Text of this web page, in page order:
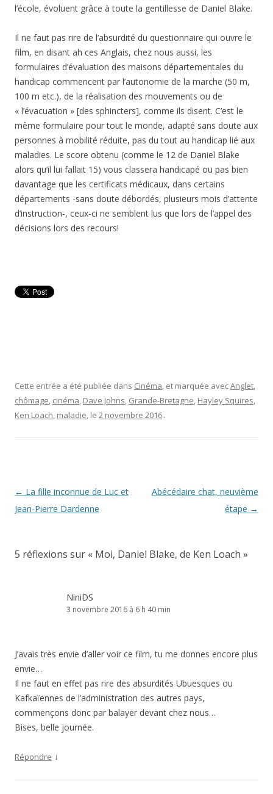
l’école, évoluent grâce à toute la gentillesse de Daniel Blake.
Il ne faut pas rire de l’absurdité du questionnaire qui ouvre le
film, en disant ah ces Anglais, chez nous aussi, les
formulaires d’évaluation des maisons départementales du
handicap commencent par l’autonomie de la marche (50 m,
100 m etc.), de la réalisation des mouvements ou de
« l’évacuation » [des sphincters], comme ils disent. C’est le
même formulaire pour tout le monde, adapté sans doute aux
personnes à mobilité réduite, pas du tout au handicap lié aux
maladies. Le score obtenu (comme le 12 de Daniel Blake
alors qu’il lui fallait 15) vous classera handicapé ou pas bien
davantage que les certificats médicaux, dans certains
départements -sans doute débordés, plusieurs mois d’attente
d’instruction-, ceux-ci ne semblent lus que lors de l’appel des
décisions lors des recours!
Cette entrée a été publiée dans Cinéma, et marquée avecAnglet,
chômage, cinéma, Dave Johns, Grande-Bretagne, Hayley Squires,
Ken Loach, maladie, le 2 novembre 2016 .
Navigation
des
← La fille inconnue de Luc et
Jean-Pierre Dardenne
Abécédaire chat, neuvième
étape →
5 réflexions sur « Moi, Daniel Blake, de Ken Loach »
NiniDS
3 novembre 2016 à 6 h 40 min
J’avais très envie d’aller voir ce film, tu me donnes encore plus
envie…
Il ne faut en effet pas rire des absurdités Ubuesques ou
Kafkaïennes de l’administration des autres pays,
commençons donc par balayer devant chez nous…
Bises, belle journée.
Répondre ↓